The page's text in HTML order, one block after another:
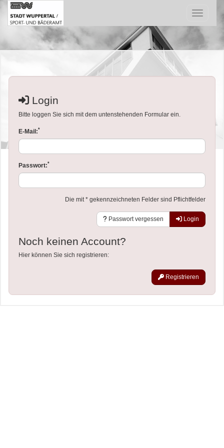
Menü
Login
Bitte loggen Sie sich mit dem untenstehenden Formular ein.
E-Mail:*
Passwort:*
Die mit * gekennzeichneten Felder sind Pflichtfelder
Passwort vergessen Login
Noch keinen Account?
Hier können Sie sich registrieren:
Registrieren